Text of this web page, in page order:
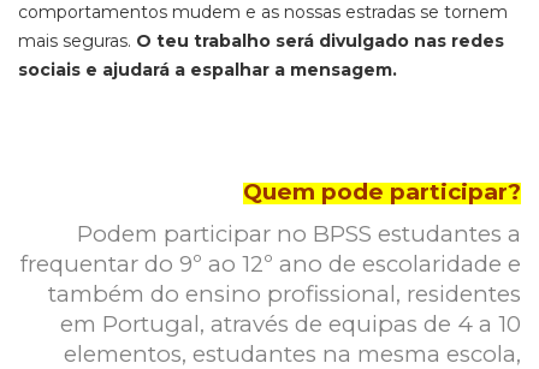
comportamentos mudem e as nossas estradas se tornem
mais seguras. O teu trabalho será divulgado nas redes
sociais e ajudará a espalhar a mensagem.
Quem pode participar?
Podem participar no BPSS estudantes a
frequentar do 9º ao 12º ano de escolaridade e
também do ensino profissional, residentes
em Portugal, através de equipas de 4 a 10
elementos, estudantes na mesma escola,